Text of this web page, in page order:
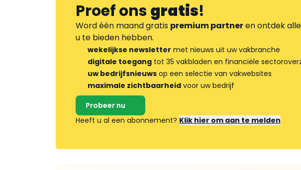
Proef onsgratis!
Word één maand gratis premium partneren ontdek
u te bieden hebben.
wekelijkse newsletter met nieuws uit uw vakbranche
digitale toegang tot 35 vakbladen en financiële
uw bedrijfsnieuws op een selectie van vakwebsites
maximale zichtbaarheid voor uw bedrijf
Probeer nu
Heeft u al een abonnement? Klik hier om aan te melden